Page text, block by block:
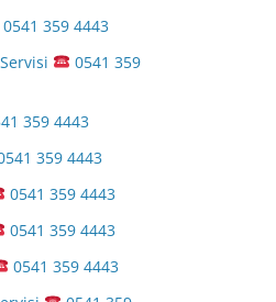
0541 359 4443
0541 359
359 4443
359 4443
0541 359 4443
0541 359 4443
0541 359 4443